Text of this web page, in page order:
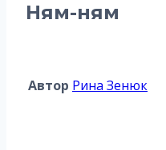
Ням-ням
Автор Рина Зенюк